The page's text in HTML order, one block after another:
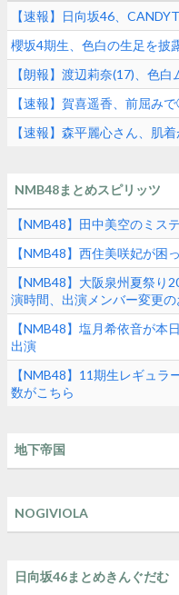
【速報】日向坂46、
櫻坂4期生、色白の生足を披
【朗報】渡辺莉奈(17)、色
【速報】賀喜遥香、前屈み
【速報】森平麗心さん、肌
NMB48まとめスピリッツ
【NMB48】田中美空のミス
【NMB48】西住美咲妃が困
【NMB48】大阪泉州夏祭り
演時間、出演メンバー変更
【NMB48】塩月希依音が本
出演
【NMB48】11期生レギュラ
数がこちら
地下帝国
NOGIVIOLA
日向坂46まとめきんぐだむ